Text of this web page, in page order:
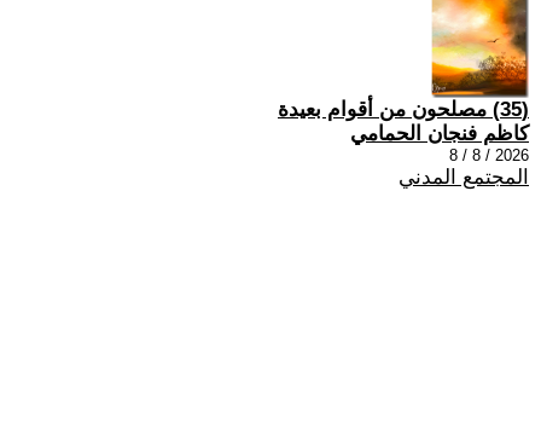
(35) مصلحون من أقوام بعيدة
كاظم فنجان الحمامي
2026 / 8 / 8
المجتمع المدني